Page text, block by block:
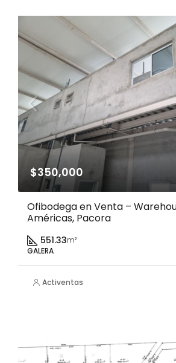
$350,000
Ofibodega en Venta –
Américas, Pacora
551.33m²
GALERA
Activentas